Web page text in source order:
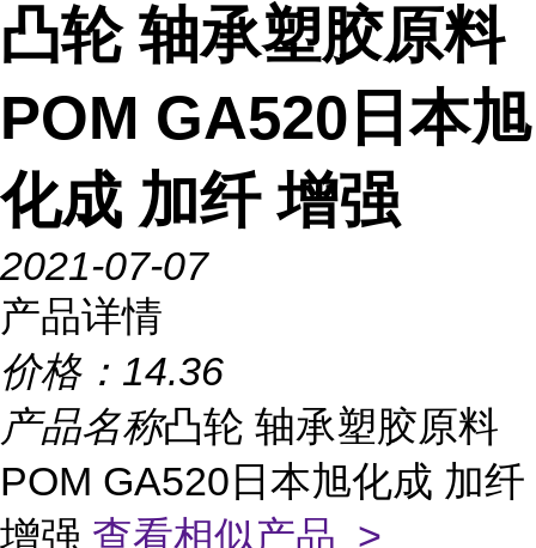
凸轮 轴承塑胶原料
POM GA520日本旭
化成 加纤 增强
2021-07-07
产品详情
价格： 14.36
产品名称凸轮 轴承塑胶原料
POM GA520日本旭化成 加纤
增强 查看相似产品 >